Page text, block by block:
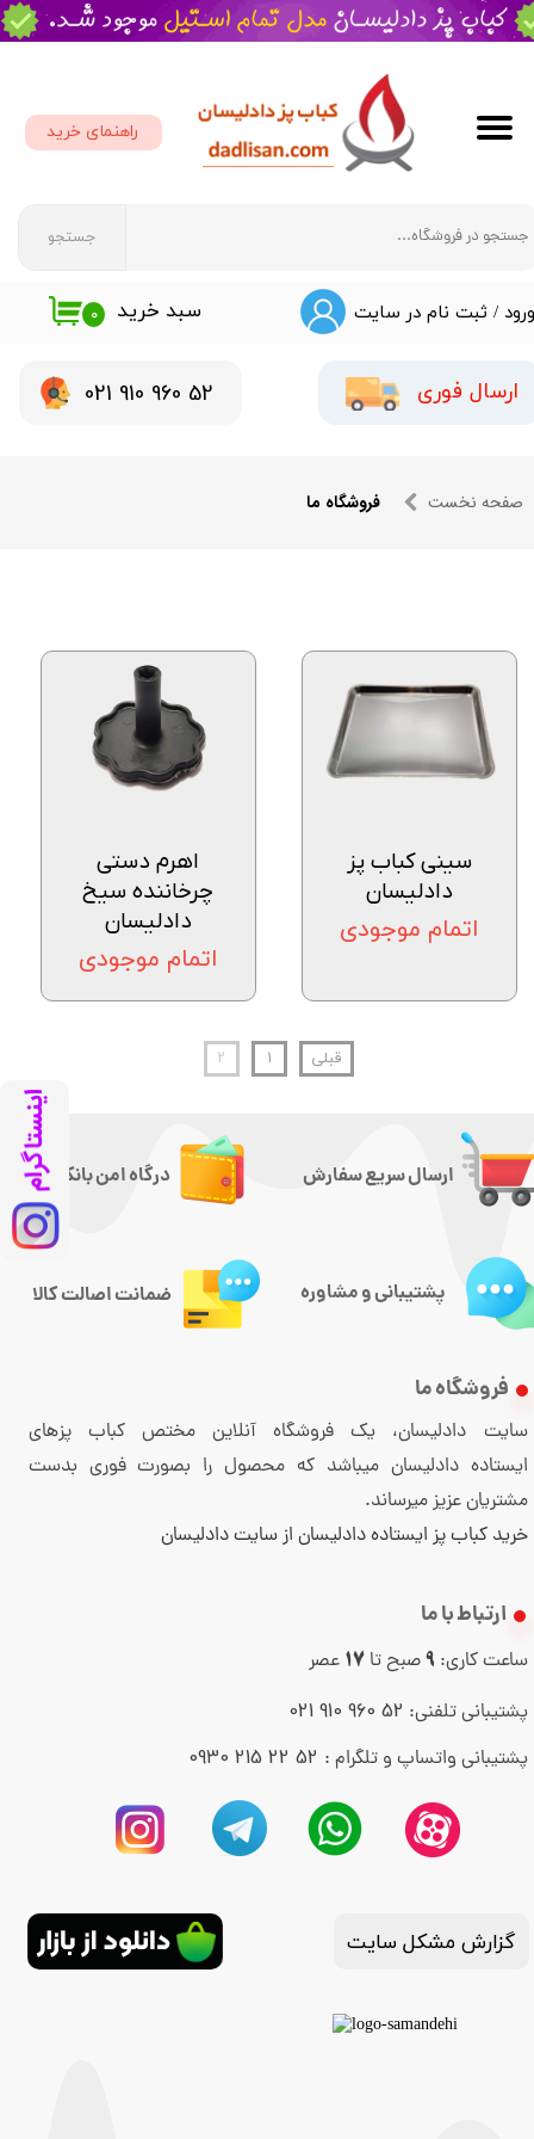
جستجو
راهنمای خرید
/ ثبت نام در سایت
حساب کاربری من
تغییر گذر واژه
۰ سبد خرید
​​021 910 960 52 ارسال فوری
صفحه نخست فروشگاه ما
سینی کباب پز
دادلیسان
اتمام موجودی
اهرم دستی
چرخاننده سیخ
دادلیسان
اتمام موجودی
قبلی ۱ ۲
ارسال سریع سفارش
سایت دادلیسان، یک فروشگاه آنلاین مختص کباب پزهای
ایستاده دادلیسان میباشد که محصول را بصورت فوری بدست
مشتریان عزیز میرساند.
خرید کباب پز ایستاده دادلیسان از سایت دادلیسان
فروشگاه ما
ارتباط با ما
پشتیبانی تلفنی: 52 960 910 021
پشتیبانی واتساپ و تلگرام : 52 22 215 0930
ساعت کاری: 9 صبح تا17 عصر
درگاه امن بانکی
پشتیبانی و مشاوره ضمانت اصالت کالا
گزارش مشکل سایت